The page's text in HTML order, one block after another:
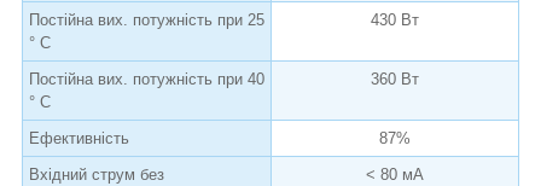
Постійна вих. потужність при 25
° C
430 Вт
Постійна вих. потужність при 40
° C
360 Вт
Ефективність
87%
Вхідний струм без
< 80 мА